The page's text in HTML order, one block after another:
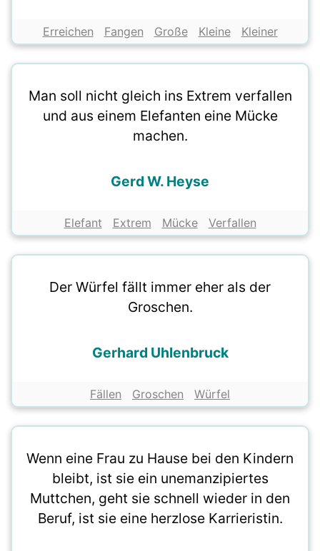
Erreichen Fangen Große Kleine Kleiner
Man soll nicht gleich ins Extrem verfallen
und aus einem Elefanten eine Mücke
machen.
Gerd W. Heyse
Elefant Extrem Mücke Verfallen
Der Würfel fällt immer eher als der
Groschen.
Gerhard Uhlenbruck
Fällen Groschen Würfel
Wenn eine Frau zu Hause bei den Kindern
bleibt, ist sie ein unemanzipiertes
Muttchen, geht sie schnell wieder in den
Beruf, ist sie eine herzlose Karrieristin.